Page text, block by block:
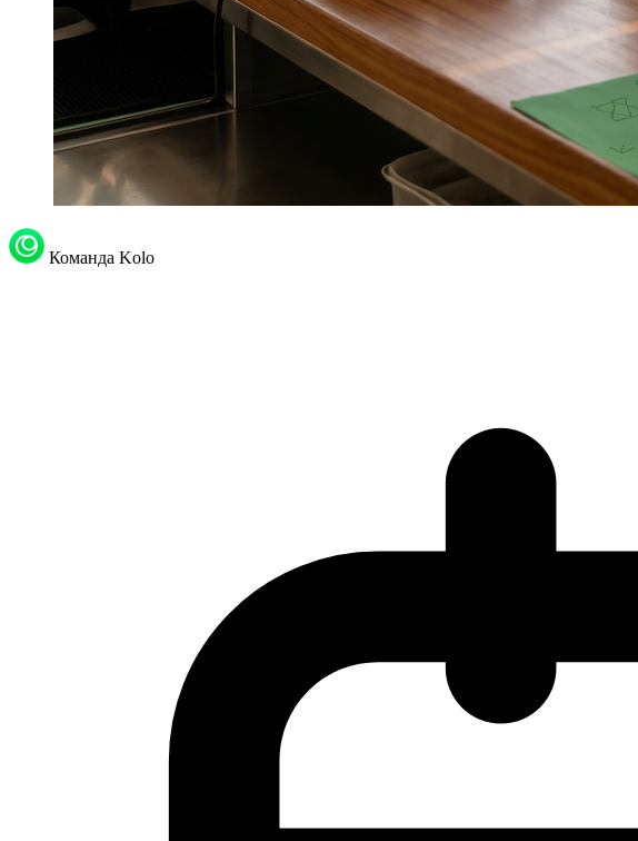
Команда Kolo